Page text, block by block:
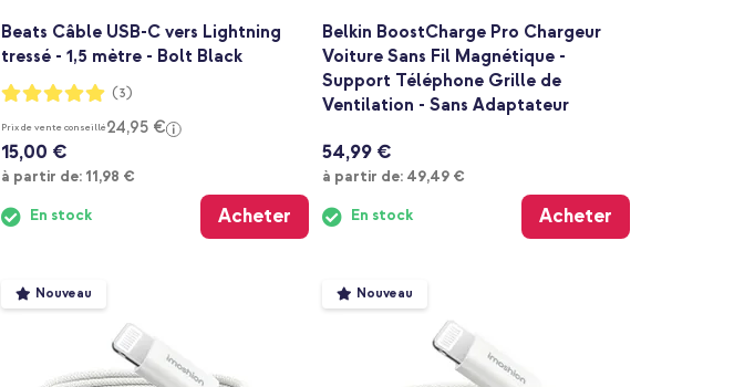
Beats Câble USB-C vers Lightning
tressé - 1,5 mètre - Bolt Black
Notation:
100%
(3)
Prix de vente conseillé24,95 €
15,00 €
à partir de: À partir de
11,98 €
En stock Acheter
Belkin BoostCharge Pro Chargeur
Voiture Sans Fil Magnétique -
Support Téléphone Grille de
Ventilation - Sans Adaptateur
54,99 €
à partir de: À partir de
49,49 €
En stock Acheter
Nouveau Nouveau